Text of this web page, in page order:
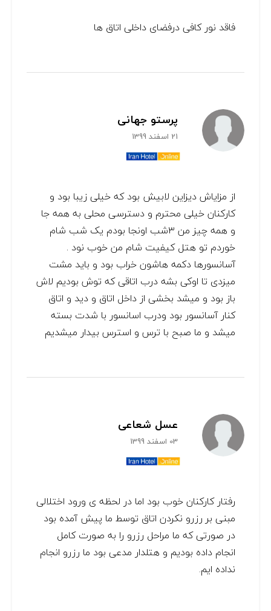
فاقد نور کافی درفضای داخلی اتاق ها
پرستو جهانی
21 اسفند 1399
از مزایاش دیزاین لابیش بود که خیلی زیبا بود و
کارکنان خیلی محترم و دسترسی محلی به همه جا
و همه چیز من ۳شب اونجا بودم یک شب شام
خوردم تو هتل کیفیت شام من خوب نود .
آسانسورها دکمه هاشون خراب بود و باید مشت
میزدی تا اوکی بشه درب اتاقی که توش بودیم لاش
باز بود و میشد بخشی از داخل اتاق و دید و اتاق
کنار آسانسور بود ودرب اسانسور با شدت بسته
میشد و ما صبح با ترس و استرس بیدار میشدیم
عسل شعاعی
03 اسفند 1399
رفتار کارکنان خوب بود اما در لحظه ی ورود اختلالی
مبنی بر رزرو نکردن اتاق توسط ما پیش آمده بود
در صورتی که ما مراحل رزرو را به صورت کامل
انجام داده بودیم و هتلدار مدعی بود ما رزرو انجام
نداده ایم.